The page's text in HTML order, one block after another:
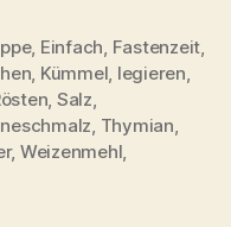
, Einfach, Fastenzeit,
, Kümmel, legieren,
, Salz,
, Thymian,
, Weizenmehl,